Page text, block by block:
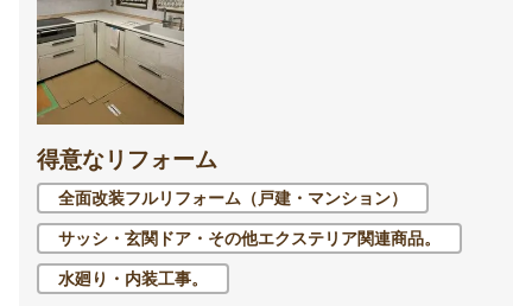
得意なリフォーム
全面改装フルリフォーム（戸建・マンション）
サッシ・玄関ドア・その他エクステリア関連商品。
水廻り・内装工事。